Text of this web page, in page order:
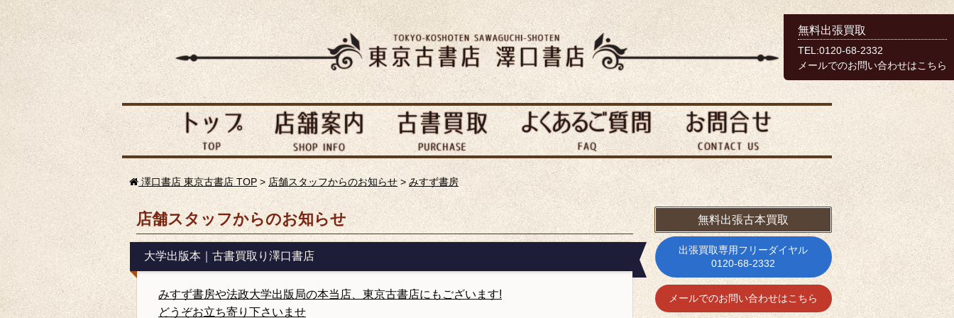
澤口書店 東京古書店 TOP > 店舗スタッフからのお知らせ >みすず書房
店舗スタッフからのお知らせ
大学出版本｜古書買取り澤口書店
みすず書房や法政大学出版局の本当店、東京古書店にもございます!
どうぞお立ち寄り下さいませ
無料出張古本買取
出張買取専用フリーダイヤル
0120-68-2332
メールでのお問い合わせはこちら
無料出張買取
TEL:0120-68-2332
メールでのお問い合わせはこちら